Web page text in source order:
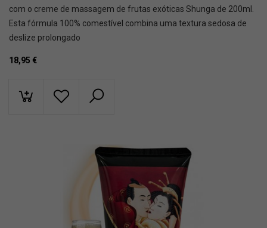
com o creme de massagem de frutas exóticas Shunga de 200ml.
Esta fórmula 100% comestível combina uma textura sedosa de
deslize prolongado
18,95 €